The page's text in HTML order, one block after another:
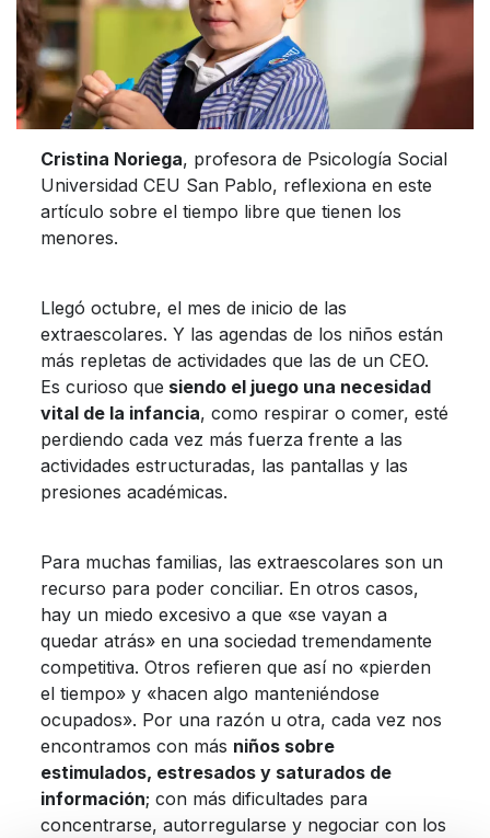
Cristina Noriega, profesora de Psicología Social
Universidad CEU San Pablo, reflexiona en este
artículo sobre el tiempo libre que tienen los
menores.
Llegó octubre, el mes de inicio de las
extraescolares. Y las agendas de los niños están
más repletas de actividades que las de un CEO.
Es curioso que siendo el juego una necesidad
vital de la infancia, como respirar o comer, esté
perdiendo cada vez más fuerza frente a las
actividades estructuradas, las pantallas y las
presiones académicas.
Para muchas familias, las extraescolares son un
recurso para poder conciliar. En otros casos,
hay un miedo excesivo a que «se vayan a
quedar atrás» en una sociedad tremendamente
competitiva. Otros refieren que así no «pierden
el tiempo» y «hacen algo manteniéndose
ocupados». Por una razón u otra, cada vez nos
encontramos con más niños sobre
estimulados, estresados y saturados de
información; con más dificultades para
concentrarse, autorregularse y negociar con los